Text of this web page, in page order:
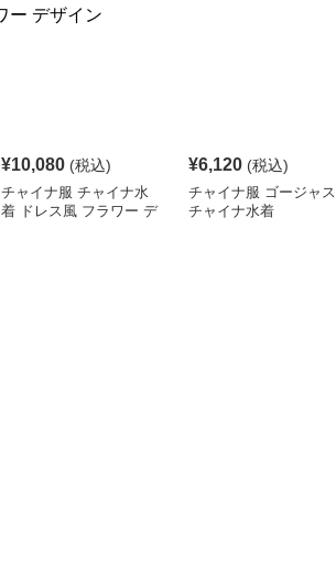
¥10,080 (税込)
チャイナ服 チャイナ水
着 ドレス風 フラワー デ
¥6,120 (税込)
チャイナ服 ゴージャス
チャイナ水着